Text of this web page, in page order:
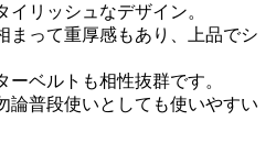
リッシュなデザイン。
まって重厚感もあり、上品でシ
ーベルトも相性抜群です。
論普段使いとしても使いやすい